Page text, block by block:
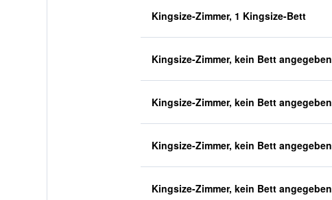
Kingsize-Zimmer, 1 Kingsize-Bett
Kingsize-Zimmer, kein Bett angegeben
Kingsize-Zimmer, kein Bett angegeben
Kingsize-Zimmer, kein Bett angegeben
Kingsize-Zimmer, kein Bett angegeben